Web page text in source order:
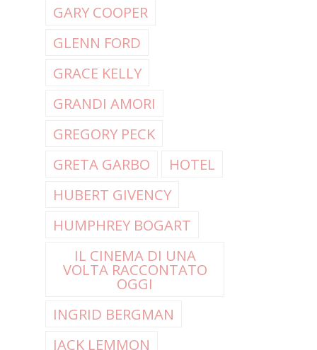
GARY COOPER
GLENN FORD
GRACE KELLY
GRANDI AMORI
GREGORY PECK
GRETA GARBO
HOTEL
HUBERT GIVENCY
HUMPHREY BOGART
IL CINEMA DI UNA
VOLTA RACCONTATO
OGGI
INGRID BERGMAN
JACK LEMMON